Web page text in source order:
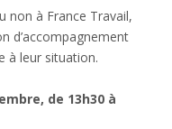
non à France Travail,
d’accompagnement
à leur situation.
de 13h30 à